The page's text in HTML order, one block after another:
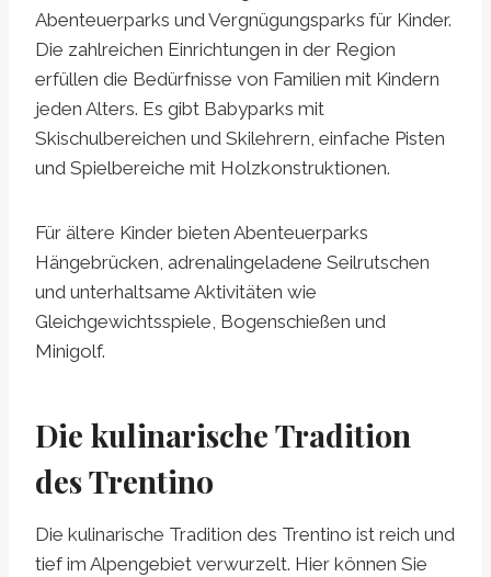
Abenteuerparks und Vergnügungsparks für Kinder.
Die zahlreichen Einrichtungen in der Region
erfüllen die Bedürfnisse von Familien mit Kindern
jeden Alters. Es gibt Babyparks mit
Skischulbereichen und Skilehrern, einfache Pisten
und Spielbereiche mit Holzkonstruktionen.
Für ältere Kinder bieten Abenteuerparks
Hängebrücken, adrenalingeladene Seilrutschen
und unterhaltsame Aktivitäten wie
Gleichgewichtsspiele, Bogenschießen und
Minigolf.
Die kulinarische Tradition
des Trentino
Die kulinarische Tradition des Trentino ist reich und
tief im Alpengebiet verwurzelt. Hier können Sie